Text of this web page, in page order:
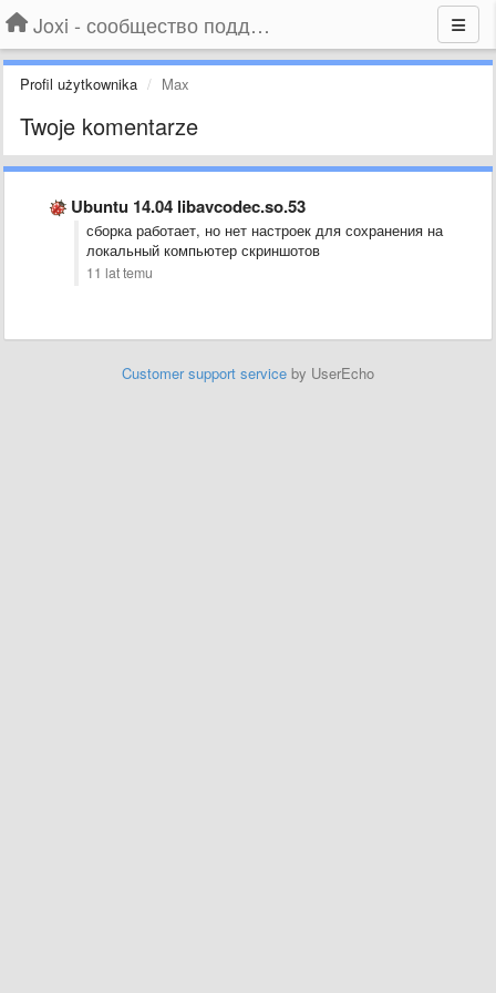
Joxi - сообщество поддержки
Profil użytkownika Max
Twoje komentarze
Ubuntu 14.04 libavcodec.so.53
сборка работает, но нет настроек для сохранения на
локальный компьютер скриншотов
11 lat temu
Customer support service by UserEcho